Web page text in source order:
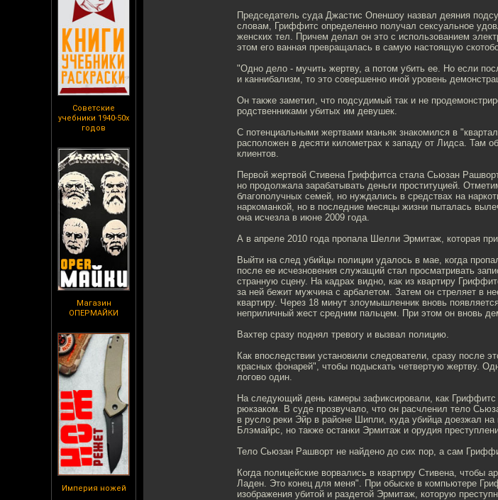
Советские
учебники 1940-50х
годов
Магазин
ОПЕРМАЙКИ
Империя ножей
Председатель суда Джастис Опеншоу назвал деяния
словам, Гриффитс определенно получал сексуальное
женских тел. Причем делал он это с использованием
этом его ванная превращалась в самую настоящую
"Одно дело - мучить жертву, а потом убить ее. Но если
и каннибализм, то это совершенно иной уровень
Он также заметил, что подсудимый так и не
родственниками убитых им девушек.
С потенциальными жертвами маньяк знакомился в
расположен в десяти километрах к западу от Лидса. Там
клиентов.
Первой жертвой Стивена Гриффитса стала Сьюзан
но продолжала зарабатывать деньги проституцией.
благополучных семей, но нуждались в средствах на
наркоманкой, но в последние месяцы жизни пыталась
она исчезла в июне 2009 года.
А в апреле 2010 года пропала Шелли Эрмитаж, которая
Выйти на след убийцы полиции удалось в мае, когда
после ее исчезновения служащий стал просматривать
странную сцену. На кадрах видно, как из квартиру
за ней бежит мужчина с арбалетом. Затем он стреляет в
квартиру. Через 18 минут злоумышленник вновь
неприличный жест средним пальцем. При этом он вновь
Вахтер сразу поднял тревогу и вызвал полицию.
Как впоследствии установили следователи, сразу после
красных фонарей", чтобы подыскать четвертую жертву.
логово один.
На следующий день камеры зафиксировали, как Гриффитс
рюкзаком. В суде прозвучало, что он расчленил тело
в русло реки Эйр в районе Шипли, куда убийца доезжал
Блэмайрс, но также останки Эрмитаж и орудия
Тело Сьюзан Рашворт не найдено до сих пор, а сам
Когда полицейские ворвались в квартиру Стивена, чтобы
Ладен. Это конец для меня". При обыске в компьютере
изображения убитой и раздетой Эрмитаж, которую